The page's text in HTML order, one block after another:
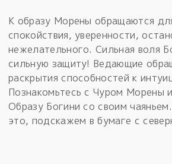
К образу Морены обращаются
спокойствия, уверенности,
нежелательного. Сильная воля
сильную защиту! Ведающие
раскрытия способностей к
Познакомьтесь с Чуром Морены
Образу Богини со своим
это, подскажем в бумаге с